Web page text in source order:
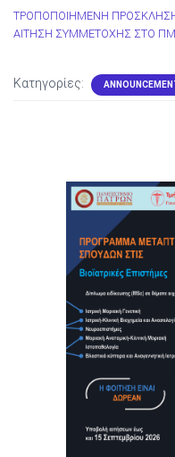
ΤΡΟΠΟΠΟΙΗΜΕΝΗ ΠΡΟΣΚΛΗΣΗ
ΑΙΤΗΣΗ ΣΥΜΜΕΤΟΧΗΣ ΣΤΟ
Κατηγορίες: